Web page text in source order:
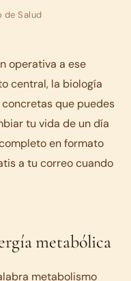
de Salud
operativa a ese
central, la biología
que puedes
tu vida de un día
en formato
a tu correo cuando
metabólica
metabolismo